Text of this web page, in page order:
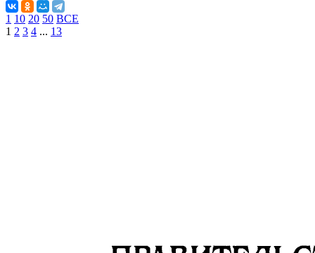
1 10 20 50 ВСЕ
1 2 3 4 ... 13